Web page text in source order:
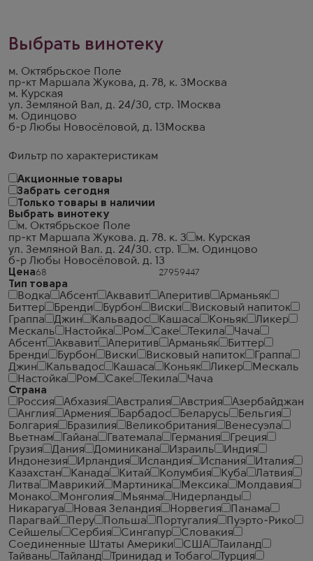
Фильтр по характеристикам
Акционные товары
Забрать сегодня
Только товары в наличии
Выбрать винотеку
м. Октябрьское Поле
пр-кт Маршала Жукова. д. 78. к. 3
м. Курская
ул. Земляной Вал. д. 24/30. стр. 1
м. Одинцово
б-р Любы Новосёловой. д. 13
Цена
Тип товара
Водка
Абсент Аквавит Аперитив
Арманьяк
Биттер
Бренди Бурбон Виски
Висковый напиток
Граппа
Джин Кальвадос Кашаса Коньяк
Ликер
Мескаль
Настойка Ром Саке Текила
Чача
Абсент
Аквавит Аперитив Арманьяк
Биттер
Бренди
Бурбон Виски Висковый напиток
Граппа
Джин
Кальвадос Кашаса Коньяк Ликер
Мескаль
Настойка
Ром Саке Текила
Чача
Страна
Россия
Абхазия Австралия Австрия
Азербайджан
Англия
Армения Барбадос Беларусь
Бельгия
Болгария
Бразилия Великобритания
Венесуэла
Вьетнам
Гайана Гватемала Германия
Греция
Грузия
Дания Доминикана Израиль
Индия
Индонезия
Ирландия Исландия Испания
Италия
Казахстан
Канада Китай Колумбия Куба
Латвия
Литва
Маврикий Мартиника Мексика
Молдавия
Монако
Монголия Мьянма
Нидерланды
Никарагуа
Новая Зеландия Норвегия
Панама
Парагвай
Перу Польша Португалия
Пуэрто-Рико
Сейшелы
Сербия Сингапур
Словакия
Соединенные Штаты Америки
США
Таиланд
Тайвань
Тайланд Тринидад и Тобаго
Турция
Выбрать винотеку
м. Октябрьское Поле
пр-кт Маршала Жукова, д. 78, к. 3 Москва
м. Курская
ул. Земляной Вал, д. 24/30, стр. 1
Москва
м. Одинцово
б-р Любы Новосёловой, д. 13 Москва